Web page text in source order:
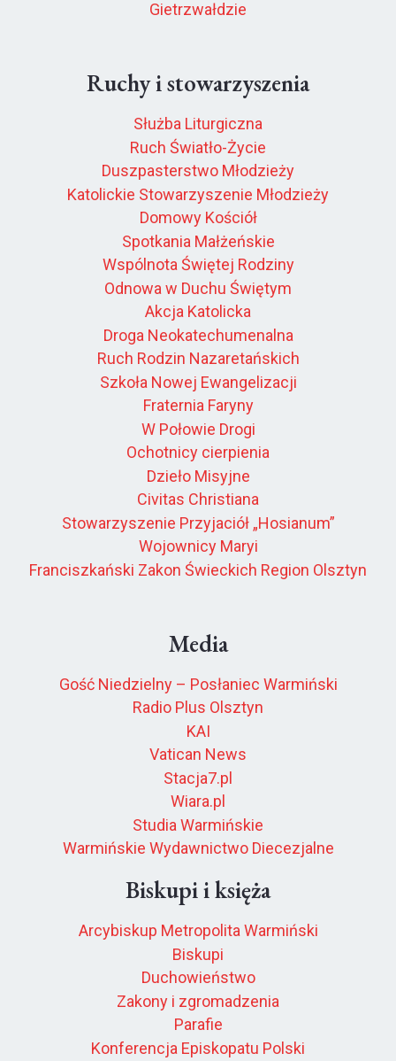
Gietrzwałdzie
Ruchy i stowarzyszenia
Służba Liturgiczna
Ruch Światło-Życie
Duszpasterstwo Młodzieży
Katolickie Stowarzyszenie Młodzieży
Domowy Kościół
Spotkania Małżeńskie
Wspólnota Świętej Rodziny
Odnowa w Duchu Świętym
Akcja Katolicka
Droga Neokatechumenalna
Ruch Rodzin Nazaretańskich
Szkoła Nowej Ewangelizacji
Fraternia Faryny
W Połowie Drogi
Ochotnicy cierpienia
Dzieło Misyjne
Civitas Christiana
Stowarzyszenie Przyjaciół „Hosianum”
Wojownicy Maryi
Franciszkański Zakon Świeckich Region Olsztyn
Media
Gość Niedzielny – Posłaniec Warmiński
Radio Plus Olsztyn
KAI
Vatican News
Stacja7.pl
Wiara.pl
Studia Warmińskie
Warmińskie Wydawnictwo Diecezjalne
Biskupi i księża
Arcybiskup Metropolita Warmiński
Biskupi
Duchowieństwo
Zakony i zgromadzenia
Parafie
Konferencja Episkopatu Polski